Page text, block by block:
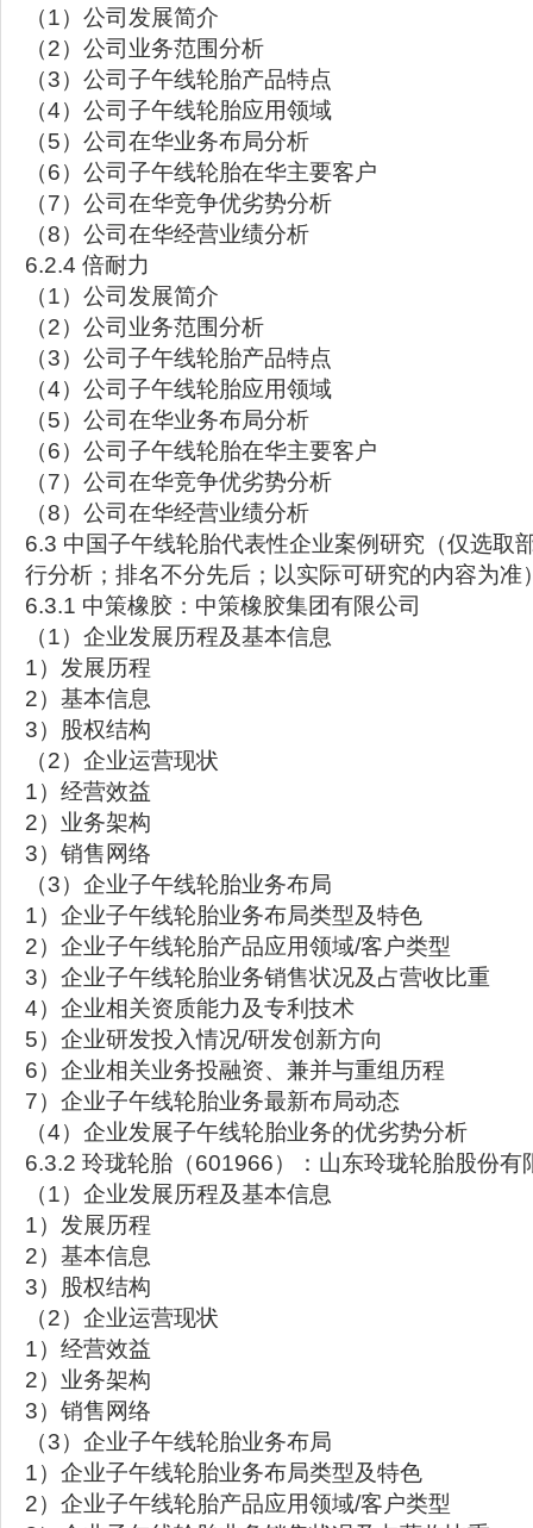
（1）公司发展简介
（2）公司业务范围分析
（3）公司子午线轮胎产品特点
（4）公司子午线轮胎应用领域
（5）公司在华业务布局分析
（6）公司子午线轮胎在华主要客户
（7）公司在华竞争优劣势分析
（8）公司在华经营业绩分析
6.2.4 倍耐力
（1）公司发展简介
（2）公司业务范围分析
（3）公司子午线轮胎产品特点
（4）公司子午线轮胎应用领域
（5）公司在华业务布局分析
（6）公司子午线轮胎在华主要客户
（7）公司在华竞争优劣势分析
（8）公司在华经营业绩分析
6.3 中国子午线轮胎代表性企业案例研究（仅选取
行分析；排名不分先后；以实际可研究的内容为准
6.3.1 中策橡胶：中策橡胶集团有限公司
（1）企业发展历程及基本信息
1）发展历程
2）基本信息
3）股权结构
（2）企业运营现状
1）经营效益
2）业务架构
3）销售网络
（3）企业子午线轮胎业务布局
1）企业子午线轮胎业务布局类型及特色
2）企业子午线轮胎产品应用领域/客户类型
3）企业子午线轮胎业务销售状况及占营收比重
4）企业相关资质能力及专利技术
5）企业研发投入情况/研发创新方向
6）企业相关业务投融资、兼并与重组历程
7）企业子午线轮胎业务最新布局动态
（4）企业发展子午线轮胎业务的优劣势分析
6.3.2 玲珑轮胎（601966）：山东玲珑轮胎股份有
（1）企业发展历程及基本信息
1）发展历程
2）基本信息
3）股权结构
（2）企业运营现状
1）经营效益
2）业务架构
3）销售网络
（3）企业子午线轮胎业务布局
1）企业子午线轮胎业务布局类型及特色
2）企业子午线轮胎产品应用领域/客户类型